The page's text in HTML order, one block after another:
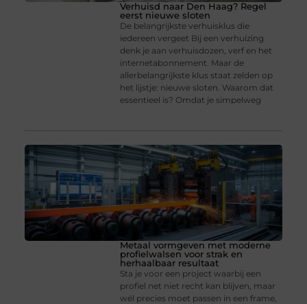
Verhuisd naar Den Haag? Regel
eerst nieuwe sloten
De belangrijkste verhuisklus die
iedereen vergeet Bij een verhuizing
denk je aan verhuisdozen, verf en het
internetabonnement. Maar de
allerbelangrijkste klus staat zelden op
het lijstje: nieuwe sloten. Waarom dat
essentieel is? Omdat je simpelweg
Metaal vormgeven met moderne
profielwalsen voor strak en
herhaalbaar resultaat
Sta je voor een project waarbij een
profiel net niet recht kan blijven, maar
wél precies moet passen in een frame,